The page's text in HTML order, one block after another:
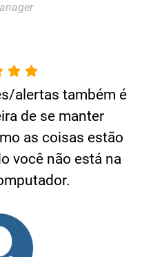
alertas também é
de se manter
as coisas estão
você não está na